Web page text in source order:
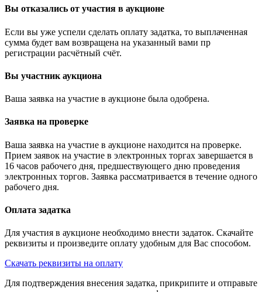
Вы отказались от участия в аукционе
Если вы уже успели сделать оплату задатка, то выплаченная
сумма будет вам возвращена на указанный вами пр
регистрации расчётный счёт.
Вы участник аукциона
Ваша заявка на участие в аукционе была одобрена.
Заявка на проверке
Ваша заявка на участие в аукционе находится на проверке.
Прием заявок на участие в электронных торгах завершается в
16 часов рабочего дня, предшествующего дню проведения
электронных торгов. Заявка рассматривается в течение одного
рабочего дня.
Оплата задатка
Для участия в аукционе необходимо внести задаток. Скачайте
реквизиты и произведите оплату удобным для Вас способом.
Скачать реквизиты на оплату
Для подтверждения внесения задатка, прикрипите и отправьте